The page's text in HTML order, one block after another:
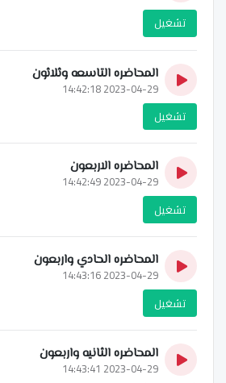
تشغيل
المحاضره التاسعه وثلاثون
2023-04-29 14:42:18
تشغيل
المحاضره الاربعون
2023-04-29 14:42:49
تشغيل
المحاضره الحادي واربعون
2023-04-29 14:43:16
تشغيل
المحاضره الثانيه واربعون
2023-04-29 14:43:41